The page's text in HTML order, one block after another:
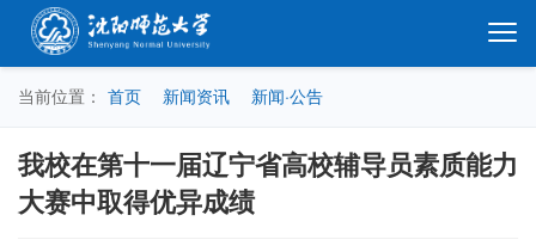
当前位置： 首页 新闻资讯 新闻·公告
我校在第十一届辽宁省高校辅导员素质能力
大赛中取得优异成绩